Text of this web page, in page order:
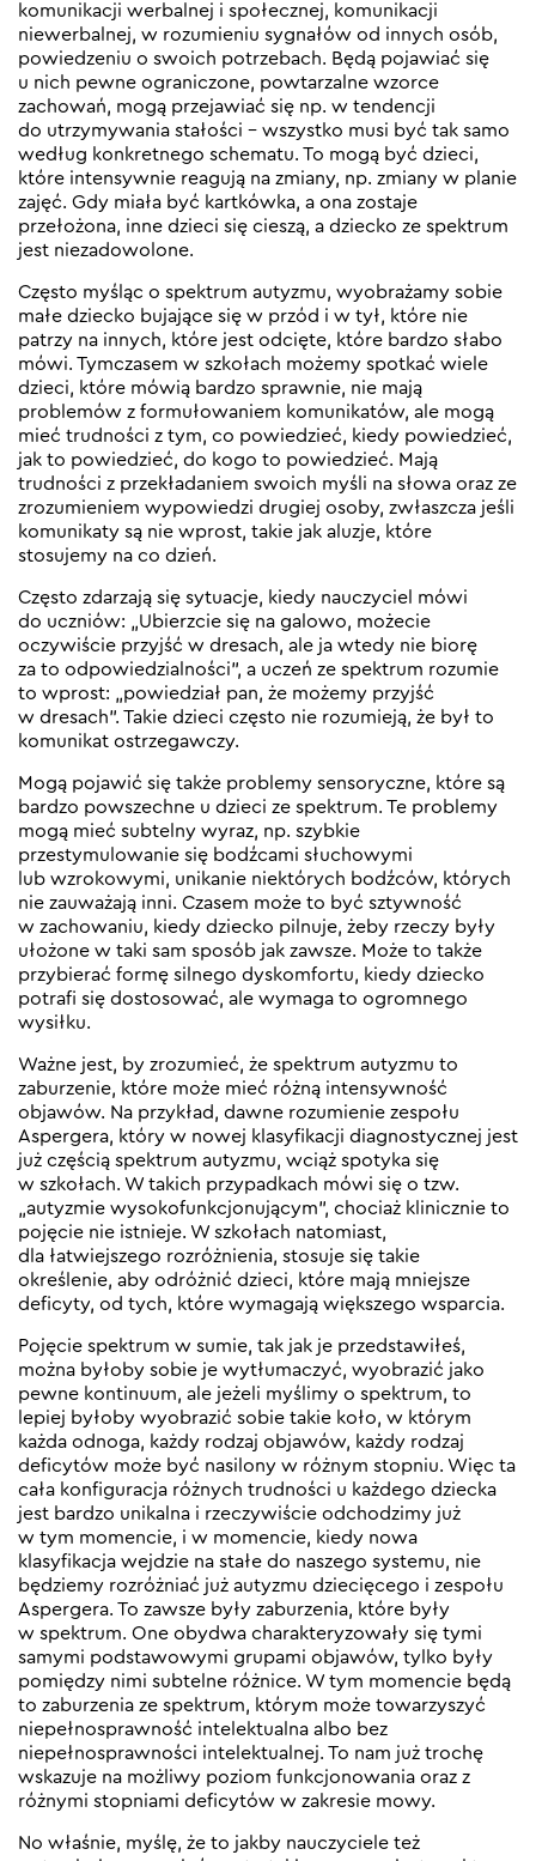
komunikacji werbalnej i społecznej, komunikacji
niewerbalnej, w rozumieniu sygnałów od innych osób,
powiedzeniu o swoich potrzebach. Będą pojawiać się
u nich pewne ograniczone, powtarzalne wzorce
zachowań, mogą przejawiać się np. w tendencji
do utrzymywania stałości – wszystko musi być tak samo
według konkretnego schematu. To mogą być dzieci,
które intensywnie reagują na zmiany, np. zmiany w planie
zajęć. Gdy miała być kartkówka, a ona zostaje
przełożona, inne dzieci się cieszą, a dziecko ze spektrum
jest niezadowolone.
Często myśląc o spektrum autyzmu, wyobrażamy sobie
małe dziecko bujające się w przód i w tył, które nie
patrzy na innych, które jest odcięte, które bardzo słabo
mówi. Tymczasem w szkołach możemy spotkać wiele
dzieci, które mówią bardzo sprawnie, nie mają
problemów z formułowaniem komunikatów, ale mogą
mieć trudności z tym, co powiedzieć, kiedy powiedzieć,
jak to powiedzieć, do kogo to powiedzieć. Mają
trudności z przekładaniem swoich myśli na słowa oraz ze
zrozumieniem wypowiedzi drugiej osoby, zwłaszcza jeśli
komunikaty są nie wprost, takie jak aluzje, które
stosujemy na co dzień.
Często zdarzają się sytuacje, kiedy nauczyciel mówi
do uczniów: „Ubierzcie się na galowo, możecie
oczywiście przyjść w dresach, ale ja wtedy nie biorę
za to odpowiedzialności”, a uczeń ze spektrum rozumie
to wprost: „powiedział pan, że możemy przyjść
w dresach”. Takie dzieci często nie rozumieją, że był to
komunikat ostrzegawczy.
Mogą pojawić się także problemy sensoryczne, które są
bardzo powszechne u dzieci ze spektrum. Te problemy
mogą mieć subtelny wyraz, np. szybkie
przestymulowanie się bodźcami słuchowymi
lub wzrokowymi, unikanie niektórych bodźców, których
nie zauważają inni. Czasem może to być sztywność
w zachowaniu, kiedy dziecko pilnuje, żeby rzeczy były
ułożone w taki sam sposób jak zawsze. Może to także
przybierać formę silnego dyskomfortu, kiedy dziecko
potrafi się dostosować, ale wymaga to ogromnego
wysiłku.
Ważne jest, by zrozumieć, że spektrum autyzmu to
zaburzenie, które może mieć różną intensywność
objawów. Na przykład, dawne rozumienie zespołu
Aspergera, który w nowej klasyfikacji diagnostycznej jest
już częścią spektrum autyzmu, wciąż spotyka się
w szkołach. W takich przypadkach mówi się o tzw.
„autyzmie wysokofunkcjonującym”, chociaż klinicznie to
pojęcie nie istnieje. W szkołach natomiast,
dla łatwiejszego rozróżnienia, stosuje się takie
określenie, aby odróżnić dzieci, które mają mniejsze
deficyty, od tych, które wymagają większego wsparcia.
Pojęcie spektrum w sumie, tak jak je przedstawiłeś,
można byłoby sobie je wytłumaczyć, wyobrazić jako
pewne kontinuum, ale jeżeli myślimy o spektrum, to
lepiej byłoby wyobrazić sobie takie koło, w którym
każda odnoga, każdy rodzaj objawów, każdy rodzaj
deficytów może być nasilony w różnym stopniu. Więc ta
cała konfiguracja różnych trudności u każdego dziecka
jest bardzo unikalna i rzeczywiście odchodzimy już
w tym momencie, i w momencie, kiedy nowa
klasyfikacja wejdzie na stałe do naszego systemu, nie
będziemy rozróżniać już autyzmu dziecięcego i zespołu
Aspergera. To zawsze były zaburzenia, które były
w spektrum. One obydwa charakteryzowały się tymi
samymi podstawowymi grupami objawów, tylko były
pomiędzy nimi subtelne różnice. W tym momencie będą
to zaburzenia ze spektrum, którym może towarzyszyć
niepełnosprawność intelektualna albo bez
niepełnosprawności intelektualnej. To nam już trochę
wskazuje na możliwy poziom funkcjonowania oraz z
różnymi stopniami deficytów w zakresie mowy.
No właśnie, myślę, że to jakby nauczyciele też